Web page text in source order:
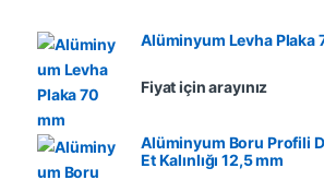
Alüminyum Levha Plaka
Fiyat için arayınız
Alüminyum Boru Profili
Et Kalınlığı 12,5 mm